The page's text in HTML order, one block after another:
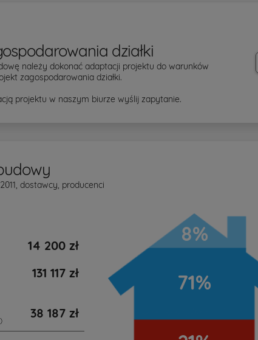
działki
należy dokonać adaptacji projektu do warunków
zagospodarowania działki.
projektu w naszym biurze wyślij zapytanie.
dostawcy, producenci
8%
71%
14 200 zł
131 117 zł
38 187 zł